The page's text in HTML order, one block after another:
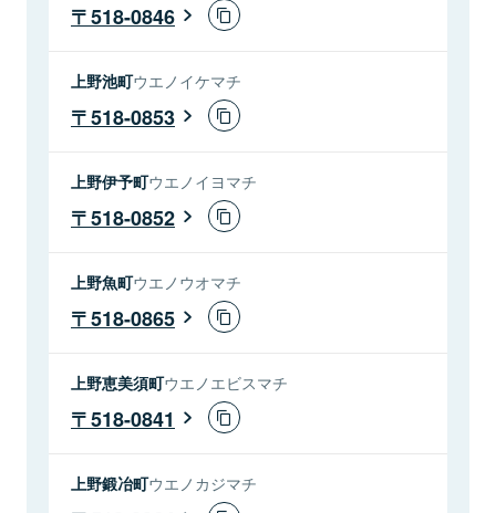
518-0846
上野池町ウエノイケマチ
518-0853
上野伊予町ウエノイヨマチ
518-0852
上野魚町ウエノウオマチ
518-0865
上野恵美須町ウエノエビスマチ
518-0841
上野鍛冶町ウエノカジマチ